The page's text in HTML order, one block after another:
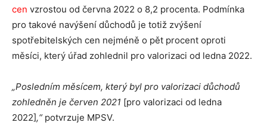
cen vzrostou od června 2022 o 8,2 procenta. Podmínka
pro takové navýšení důchodů je totiž zvýšení
spotřebitelských cen nejméně o pět procent oproti
měsíci, který úřad zohlednil pro valorizaci od ledna 2022.
„Posledním měsícem, který byl pro valorizaci důchodů
zohledněn je červen 2021 [pro valorizaci od ledna
2022],“ potvrzuje MPSV.